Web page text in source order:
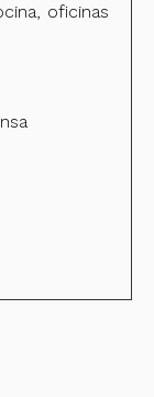
oficinas